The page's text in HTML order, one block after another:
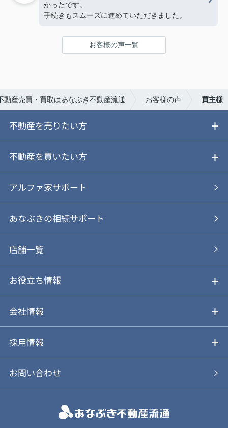
かったです。
手続きもスムーズに進めていただきました。
お客様の声一覧
動産売買・買取はあなぶき不動産流通 お客様の声 買主様
不動産を売りたい方
ご売却ガイド
ご売却の流れ
あなぶきの仲介
あなぶきの買取
仲介と買取のメリット・デメリット
動画やパンフレットで見る
不動産を買いたい方
ご購入ガイド
物件を探す
購入の流れ
購入前も後も安心サポート
お気に入り
アルファ家サポート
あなぶきの相続サポート
店舗一覧
お役立ち情報
不動産Q&A
アルファジャーナル
会社情報
会社概要
スタッフ紹介
個人情報保護方針
採用情報
新卒採用について
キャリア採用について
お問い合わせ